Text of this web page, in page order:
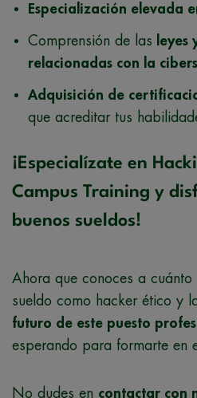
Especialización elevada
Comprensión de las leyes
relacionadas con la
Adquisición de
que acreditar tus
¡Especialízate en
Campus Training y
buenos sueldos!
Ahora que conoces a cuánto
sueldo como hacker ético y
futuro de este puesto
esperando para formarte en
No dudes en contactar con